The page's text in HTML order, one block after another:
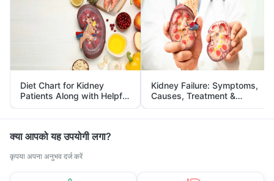
Diet Chart for Kidney
Patients Along with Helpful
Tips
Kidney Failure: Symptoms,
Causes, Treatment &
Prevention
क्या आपको यह उपयोगी लगा?
कृपया अपना अनुभव दर्ज करें